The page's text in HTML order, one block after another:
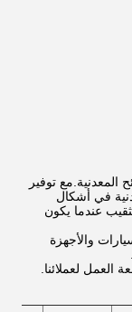
المعدنية.مع توفير
في أشكال
عندما يكون
والأجهزة